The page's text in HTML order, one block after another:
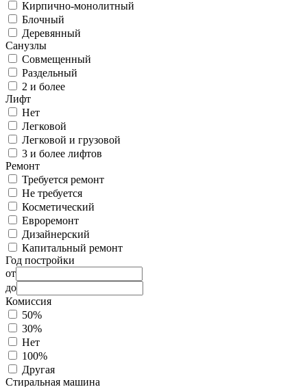
Кирпично-монолитный
Блочный
Деревянный
Санузлы
Совмещенный
Раздельный
2 и более
Лифт
Нет
Легковой
Легковой и грузовой
3 и более лифтов
Ремонт
Требуется ремонт
Не требуется
Косметический
Евроремонт
Дизайнерский
Капитальный ремонт
Год постройки
от
до
Комиссия
50%
30%
Нет
100%
Другая
Стиральная машина